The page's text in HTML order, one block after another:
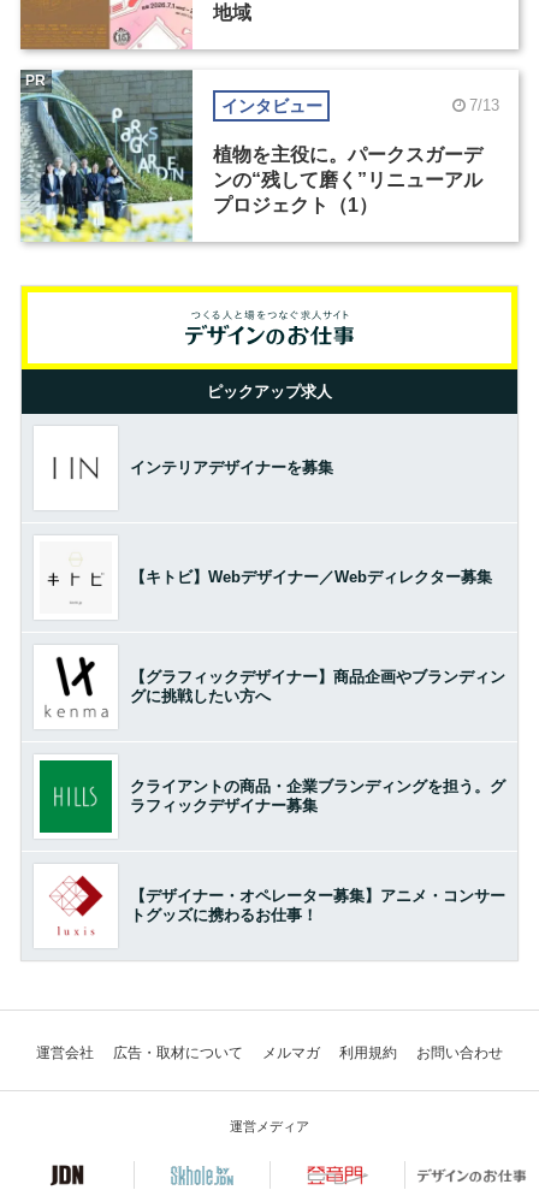
地域
インタビュー 7/13
植物を主役に。パークスガーデ
ンの“残して磨く”リニューアル
プロジェクト（1）
PR
ピックアップ求人
インテリアデザイナーを募集
【キトビ】Webデザイナー／Webディレクター募集
【グラフィックデザイナー】商品企画やブランディン
グに挑戦したい方へ
クライアントの商品・企業ブランディングを担う。グ
ラフィックデザイナー募集
【デザイナー・オペレーター募集】アニメ・コンサー
トグッズに携わるお仕事！
運営会社 広告・取材について メルマガ 利用規約 お問い合わせ
運営メディア